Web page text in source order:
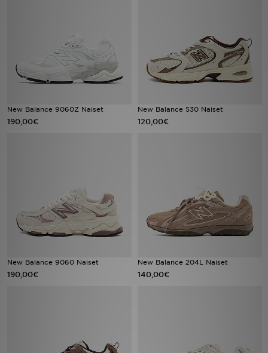
New Balance 9060Z Naiset
190,00€
New Balance 530 Naiset
120,00€
New Balance 9060 Naiset
190,00€
New Balance 204L Naiset
140,00€
Minun viestini